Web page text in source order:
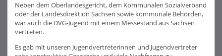
Neben dem Oberlandesgericht, dem Kommunalen Sozialverband
oder der Landesdirektion Sachsen sowie kommunale Behörden,
war auch die DVG-Jugend mit einem Messestand aus Sachsen
vertreten.
Es gab mit unseren Jugendvertreterinnen und Jugendvertreter